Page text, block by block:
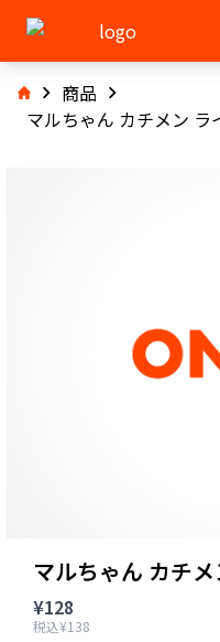
商品
マルちゃん カチメン ラ
マルちゃん カチ
¥128
税込¥138